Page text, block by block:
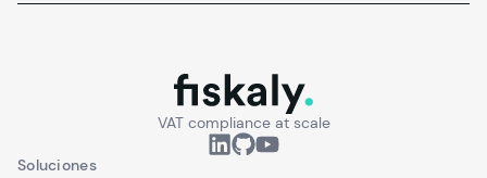
fiskaly.
VAT compliance at scale
Soluciones